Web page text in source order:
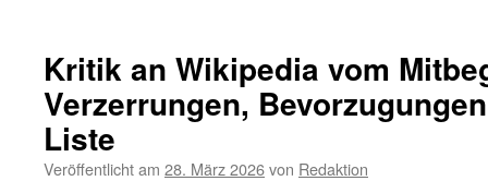
Zucchi:
ein
Gedicht
Klima
Kritik an Wikipedia vom
Verzerrungen,
Liste
Veröffentlicht am 28. März 2026von Redaktion